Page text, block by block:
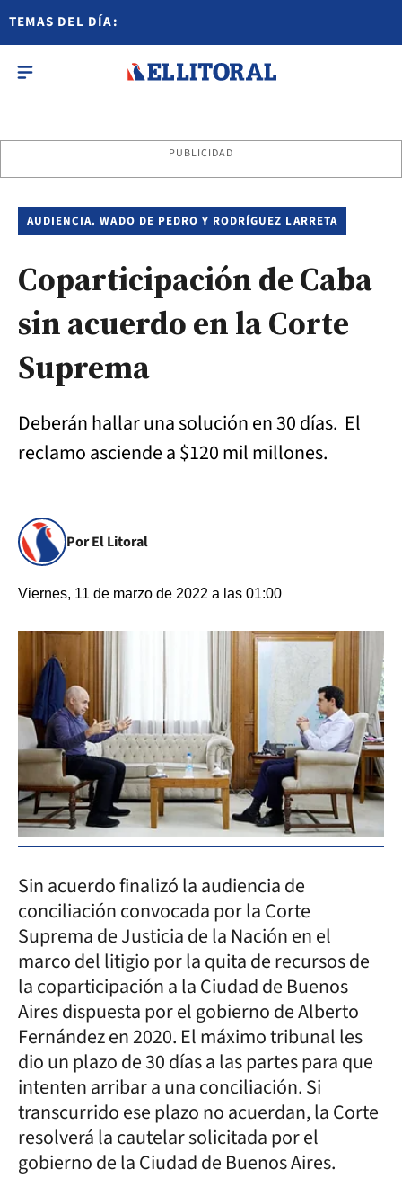
TEMAS DEL DÍA:
PUBLICIDAD
AUDIENCIA. WADO DE PEDRO Y RODRÍGUEZ LARRETA
Coparticipación de Caba
sin acuerdo en la Corte
Suprema
Deberán hallar una solución en 30 días. El
reclamo asciende a $120 mil millones.
Por El Litoral
Viernes, 11 de marzo de 2022 a las 01:00
Sin acuerdo finalizó la audiencia de
conciliación convocada por la Corte
Suprema de Justicia de la Nación en el
marco del litigio por la quita de recursos de
la coparticipación a la Ciudad de Buenos
Aires dispuesta por el gobierno de Alberto
Fernández en 2020. El máximo tribunal les
dio un plazo de 30 días a las partes para que
intenten arribar a una conciliación. Si
transcurrido ese plazo no acuerdan, la Corte
resolverá la cautelar solicitada por el
gobierno de la Ciudad de Buenos Aires.